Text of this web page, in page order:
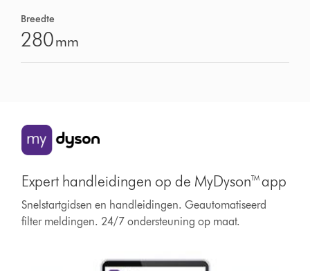
Breedte
280mm
Expert handleidingen op de MyDyson™ app
Snelstartgidsen en handleidingen. Geautomatiseerd
filter meldingen. 24/7 ondersteuning op maat.